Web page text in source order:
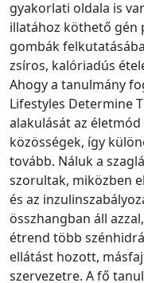
gyakorlati oldala is
illatához köthető gén
gombák
zsíros, kalóriadús
Ahogy a tanulmány
Lifestyles Determine
alakulását az
közösségek, így
tovább. Náluk a
szorultak, miközben
és az
összhangban áll
étrend több
ellátást hozott,
szervezetre. A fő